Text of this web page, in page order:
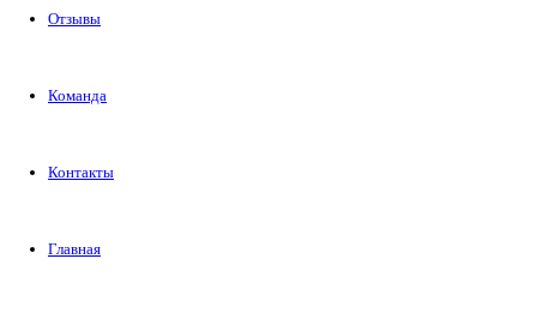
Отзывы
Команда
Контакты
Главная